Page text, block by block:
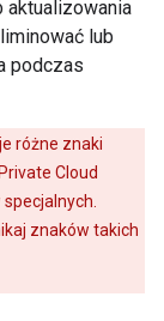
aktualizowania
lub
podczas
różne znaki
Cloud
znaków takich